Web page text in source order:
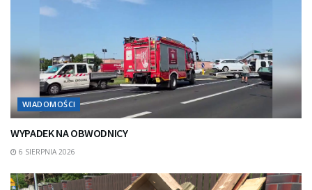
WIADOMOŚCI
WYPADEK NA OBWODNICY
6 SIERPNIA 2026